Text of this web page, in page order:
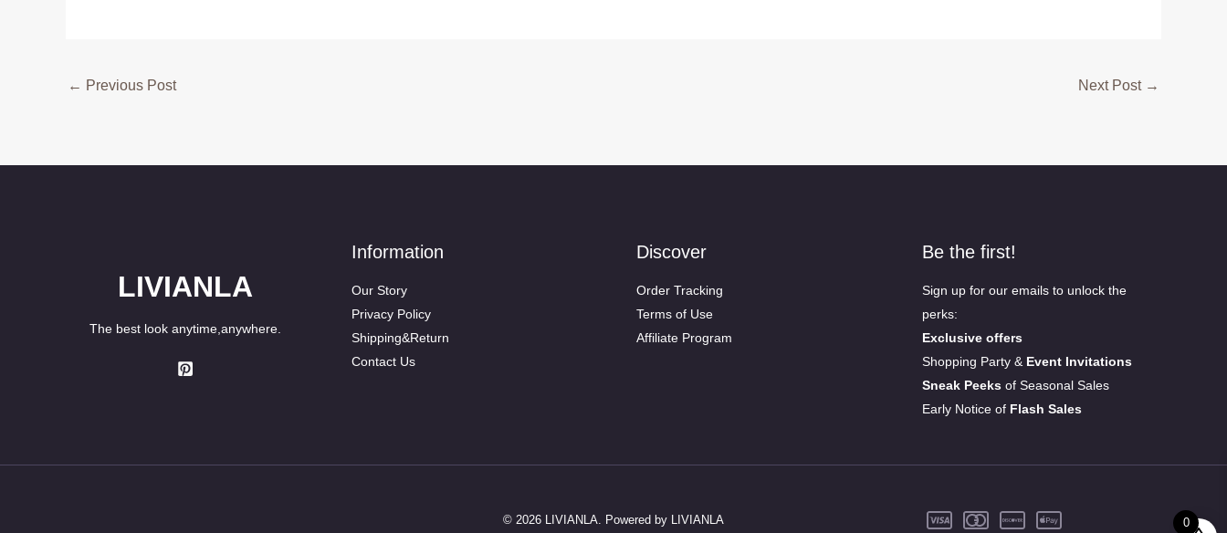
← Previous Post Next Post →
LIVIANLA
The best look anytime,anywhere.
Information
Our Story
Privacy Policy
Shipping&Return
Contact Us
Discover
Order Tracking
Terms of Use
Affiliate Program
Be the first!
Sign up for our emails to unlock the
perks:
Exclusive offers
Shopping Party & Event Invitations
Sneak Peeksof Seasonal Sales
Early Notice of Flash Sales
© 2026 LIVIANLA. Powered by LIVIANLA 0